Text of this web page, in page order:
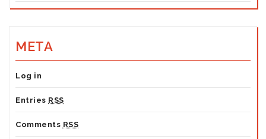
META
Log in
Entries RSS
Comments RSS